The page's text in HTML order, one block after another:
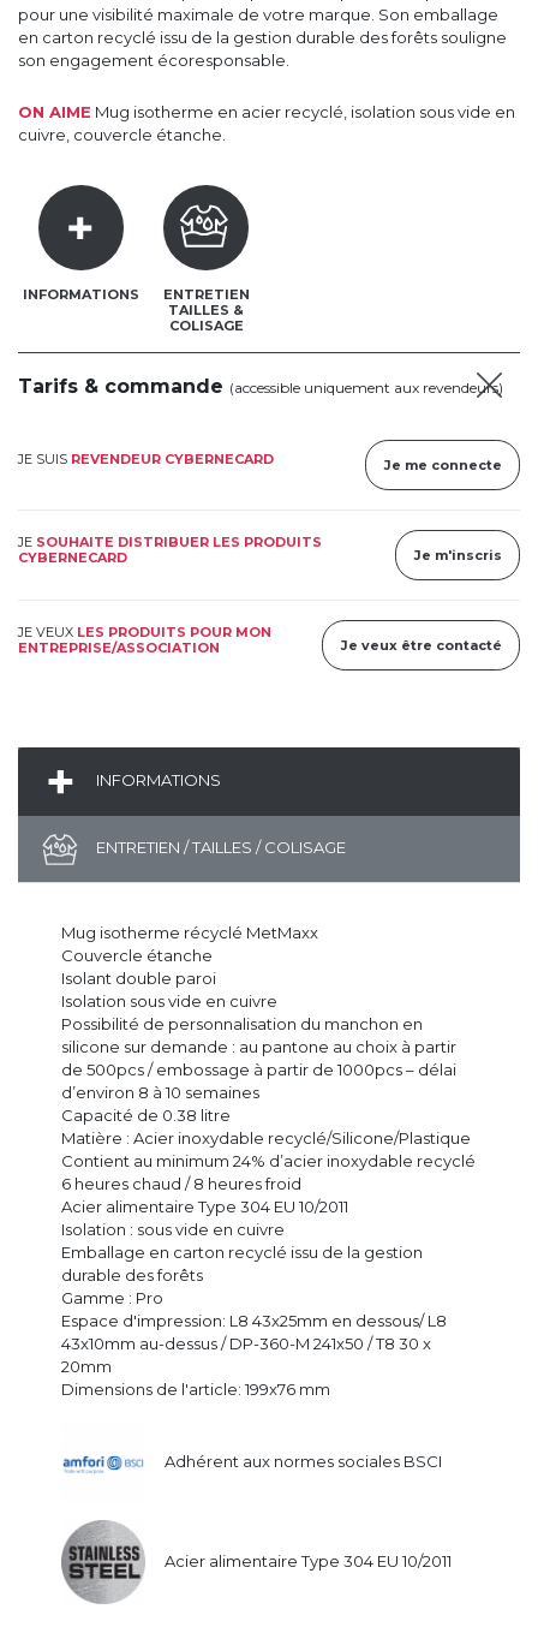
pour une visibilité maximale de votre marque. Son emballage
en carton recyclé issu de la gestion durable des forêts souligne
son engagement écoresponsable.
ON AIME Mug isotherme en acier recyclé, isolation sous vide en
cuivre, couvercle étanche.
INFORMATIONS
ENTRETIEN
TAILLES &
COLISAGE
Tarifs & commande (accessible uniquement aux revendeurs)
JE SUIS REVENDEUR CYBERNECARD Je me connecte
JE SOUHAITE DISTRIBUER LES PRODUITS
CYBERNECARD
Je m'inscris
JE VEUX LES PRODUITS POUR MON
ENTREPRISE/ASSOCIATION
Je veux être contacté
INFORMATIONS
ENTRETIEN / TAILLES / COLISAGE
Mug isotherme récyclé MetMaxx
Couvercle étanche
Isolant double paroi
Isolation sous vide en cuivre
Possibilité de personnalisation du manchon en
silicone sur demande : au pantone au choix à partir
de 500pcs / embossage à partir de 1000pcs – délai
d’environ 8 à 10 semaines
Capacité de 0.38 litre
Matière : Acier inoxydable recyclé/Silicone/Plastique
Contient au minimum 24% d’acier inoxydable recyclé
6 heures chaud / 8 heures froid
Acier alimentaire Type 304 EU 10/2011
Isolation : sous vide en cuivre
Emballage en carton recyclé issu de la gestion
durable des forêts
Gamme : Pro
Espace d'impression: L8 43x25mm en dessous/ L8
43x10mm au-dessus / DP-360-M 241x50 / T8 30 x
20mm
Dimensions de l'article: 199x76 mm
Adhérent aux normes sociales BSCI
Acier alimentaire Type 304 EU 10/2011